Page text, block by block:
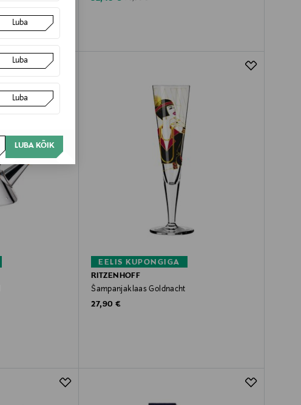
Luba
Luba
Luba
LUBA KÕIK
EELIS KUPONGIGA
RITZENHOFF
Šampanjaklaas Goldnacht
Original Price
27,90 €